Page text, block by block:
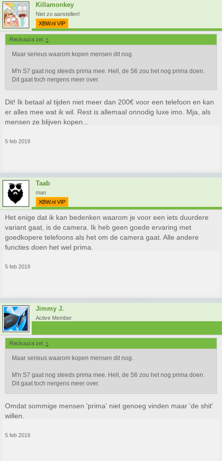
Killamonkey
Niet zo aanstellen!
XBW.nl VIP
Reckuuza zei: ↑
Maar serieus waarom kopen mensen dit nog.
M'n S7 gaat nog steeds prima mee. Hell, de S6 zou het nog prima doen.
Dit gaat toch nergens meer over.
Dit! Ik betaal al tijden niet meer dan 200€ voor een telefoon en kan
er alles mee wat ik wil. Rest is allemaal onnodig luxe imo. Mja, als
mensen ze blijven kopen...
5 feb 2019
Taab
man
XBW.nl VIP
Het enige dat ik kan bedenken waarom je voor een iets duurdere
variant gaat, is de camera. Ik heb geen goede ervaring met
goedkopere telefoons als het om de camera gaat. Alle andere
functies doen het wel prima.
5 feb 2019
Jimmy J.
Active Member
Reckuuza zei: ↑
Maar serieus waarom kopen mensen dit nog.
M'n S7 gaat nog steeds prima mee. Hell, de S6 zou het nog prima doen.
Dit gaat toch nergens meer over.
Omdat sommige mensen 'prima' niet genoeg vinden maar 'de shit'
willen.
5 feb 2019